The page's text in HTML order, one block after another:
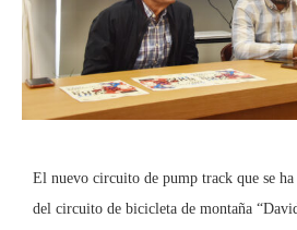
El nuevo circuito de pump track que se
del circuito de bicicleta de montaña